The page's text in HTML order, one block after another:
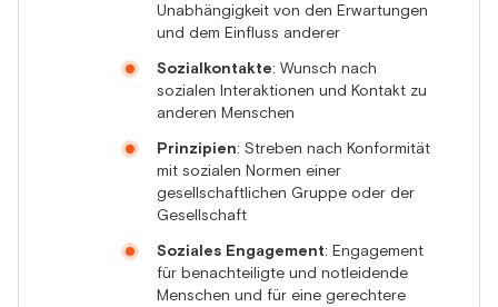
Unabhängigkeit von den Erwartungen
und dem Einfluss anderer
Sozialkontakte: Wunsch nach
sozialen Interaktionen und Kontakt zu
anderen Menschen
Prinzipien: Streben nach Konformität
mit sozialen Normen einer
gesellschaftlichen Gruppe oder der
Gesellschaft
Soziales Engagement: Engagement
für benachteiligte und notleidende
Menschen und für eine gerechtere